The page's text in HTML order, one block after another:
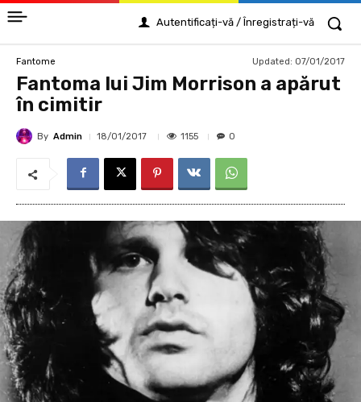
Autentificați-vă / Înregistrați-vă
Fantome Updated: 07/01/2017
Fantoma lui Jim Morrison a apărut
în cimitir
By Admin 18/01/2017 1155 0